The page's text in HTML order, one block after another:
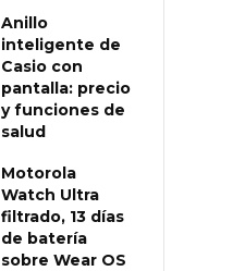
Anillo
inteligente de
Casio con
pantalla: precio
y funciones de
salud
Motorola
Watch Ultra
filtrado, 13 días
de batería
sobre Wear OS